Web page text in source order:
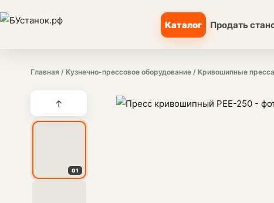
Каталог Продать
Главная / Кузнечно-прессовое оборудование / Кривошипные пресса
↑
01